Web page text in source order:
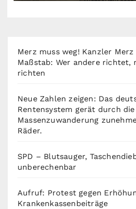
Merz muss weg! Kanzler
Maßstab: Wer andere richtet,
richten
Neue Zahlen zeigen: Das
Rentensystem gerät durch die
Massenzuwanderung
Räder.
SPD – Blutsauger,
unberechenbar
Aufruf: Protest gegen
Krankenkassenbeiträge